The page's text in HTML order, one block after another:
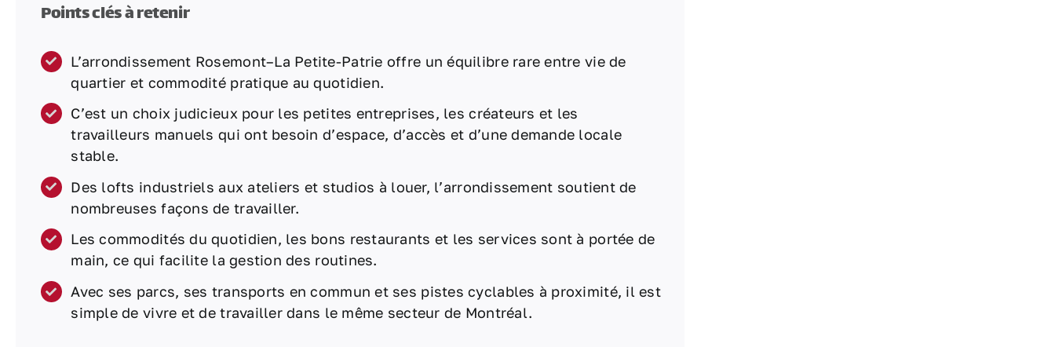
Points clés à retenir
L’arrondissement Rosemont–La Petite-Patrie offre un équilibre rare entre vie de
quartier et commodité pratique au quotidien.
C’est un choix judicieux pour les petites entreprises, les créateurs et les
travailleurs manuels qui ont besoin d’espace, d’accès et d’une demande locale
stable.
Des lofts industriels aux ateliers et studios à louer, l’arrondissement soutient de
nombreuses façons de travailler.
Les commodités du quotidien, les bons restaurants et les services sont à portée de
main, ce qui facilite la gestion des routines.
Avec ses parcs, ses transports en commun et ses pistes cyclables à proximité, il est
simple de vivre et de travailler dans le même secteur de Montréal.